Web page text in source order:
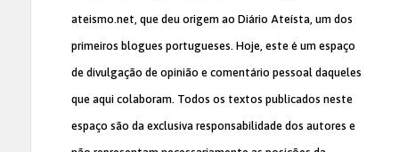
ateismo.net, que deu origem ao Diário Ateísta, um dos
primeiros blogues portugueses. Hoje, este é um espaço
de divulgação de opinião e comentário pessoal daqueles
que aqui colaboram. Todos os textos publicados neste
espaço são da exclusiva responsabilidade dos autores e